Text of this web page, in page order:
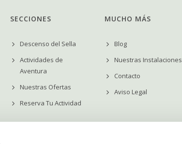
SECCIONES
Descenso del Sella
Actividades de
Aventura
Nuestras Ofertas
Reserva Tu Actividad
MUCHO MÁS
Blog
Nuestras Instalaciones
Contacto
Aviso Legal